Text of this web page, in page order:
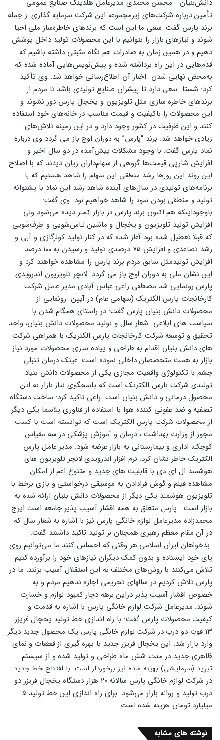
دانش‌بنیان محسن محمدی مدیرعامل هلدینگ صنایع عمومی
تأمین درباره شرکت‌های زیرمجموعه این شرکت سرمایه گذاری از جمله
برند پارس گفت: سعی ما این است که برندهای خاطره‌ساز ملی احیا
شوند و نیازهای بازار را بتوانیم با این محصولات تولید داخل پوشش
دهیم و در همین زمان به صادرات هم نگاه مثبتی داشته باشیم که
قدم‌هایی در این راه برداشته شده و پیش‌نویس‌هایی آماده شده که
به‌محض نهایی شدن اخبار آن اطلاع‌رسانی خواهد شد. وی تأکید
کرد: شستا سعی دارد تا پیشران صنایع تولیدی باشد تا مردم از
برندهای خاطره سازی مثل تلویزیون و یخچال پارس دور نشوند و
این محصولات را باکیفیت و قیمت مناسب در خانه‌های خود استفاده
کنند و این ظرفیت در کشور وجود دارد و در این زمینه تلاش‌های
زیادی خواهد شد. برند “پارس” به دوران اوج باز می گردد وی درباره
نماد پارس گفت: با وجود مشکلات پیش‌آمده در دو سال اخیر و
افزایش شارپی قیمت‌ها گروهی از سهام‌داران زیان دیدند که با اصلاح
این روند این روزها رشد منطقی این سهام را شاهد هستیم که با
برنامه‌های تولیدی در سال‌های آینده شاهد رشد این نماد با پشتوانه
تولید و منطقی بودن سود را شاهد خواهیم بود. وی گفت:
باوجوداینکه هم اکنون برند پارس در بازار کمتر دیده می‌شود ولی
افزایش تولید تلویزیون و یخچال و ماشین لباس‌شویی و ظرف‌شویی
که قبلاً تعطیل شده بود آغاز شده که در کنار تولید کولرگازی و آبی و
رشد تصاعدی و افزایش ۷۵ درصدی تولید و رسیدن به ۱۰۰ درصد
افزایش تولیدمثل سابق مردم برند پارس را مشاهده خواهند کرد و
این نشان ملی به دوران اوج باز می گردد. لانچر تلویزیون اندرویدی
پارس رونمایی شد مصطفی راعی عباس آبادی مدیر عامل شرکت
کارخانجات پارس الکتریک (سهامی عام) در آیین رونمایی از
محصولات دانش بنیان پارس گفت: در راستای همگام شدن با
سیاست های ابلاغی شعار سال و تولید محصولات دانش بنیان، واحد
تحقیق و توسعه شرکت کارخانجات پارس الکتریک با همراهی شرکت
های دانش بنیان اقدام به طراحی و پیاده سازی محصولات مورد نیاز
بازار به همت متخصصان داخلی نموده است. عینک درمان تنبلی
چشم با تکنولوژی واقعیت مجازی یکی از محصولات دانش بنیاد
تولیدی شرکت پارس الکتریک است که پاسخگوی نیاز بازار به این
محصول درمانی و دانش بنیان است. راعی تاکید کرد: ساخت دستگاه
تصفیه و ضد عفونی کننده هوا با استفاده از فناوری پلاسما یکی دیگر
از محصولات شرکت پارس الکتریک است که توانسته است با کسب
مجوز از وزارت بهداشت ، درمان و آموزش پزشکی در سه مقیاس
کوچک، اداری و بیمارستانی به بازار عرضه شود. مدیر عامل پارس
الکتریک خاطر نشان کرد: نرم افزار اندرویدی لانچر تلویزیون های
هوشمند ال ای دی با قابلیت های جدید و متنوع اعم از امکان
مشاهده فیلم و گوش فرادادن به موسیقی درخواستی و بازی برخط با
تلویزیون هوشمند یکی دیگر از محصولات دانش بنیان ارائه شده به
بازار است . پارس متعلق به همه اقشار آسیب پذیر جامعه است ایرج
محمدزاده مدیرعامل لوازم خانگی پارس نیز با اشاره به شعار سال که
در آن مقام معظم رهبری همچنان بر تولید تاکید داشتند گفت:
بدخواهان ایران اسلامی هر وقتی که احساس کنند ما می‌توانیم روی
پای خود ایستاده و بدون کمک دیگران نیازهای خود را برآورده کنیم
تلاش می‌کنند با روش‌های مختلف به این استقلال آسیب بزنند. ما در
پارس تلاش کردیم در سالهای تحریمی اجازه ندهیم مردم و به
خصوص اقشار آسیب پذیر دراین برهه دچار کمبود لوازم و خسارت
شوند. مدیرعامل شرکت لوازم خانگی پارس با اشاره به قدمت و
کیفیت محصولات پارس گفت: با راه اندازی خط تولید یخچال فریزر
۱۳ فوت دو درب در شرکت لوازم خانگی پارس یک محصول جدید دیگر
وارد بازار شد. این یخچال فریزر جدید با بهره گیری از قطعات و نمای
ظاهری جدید در مدت شش ماه طراحی و تولید شده و از سیستم
تبرید (سرمایشی) بهینه شده نیز برخوردار است. با افتتاح خط جدید
در شرکت لوازم خانگی پارس سالانه ۲۰ هزار دستگاه یخچال فریزر دو
درب تولید و روانه بازار می‌شود. برای راه اندازی این خط تولید ۵
میلیارد تومان هزینه شده است.
نوشته های مشابه